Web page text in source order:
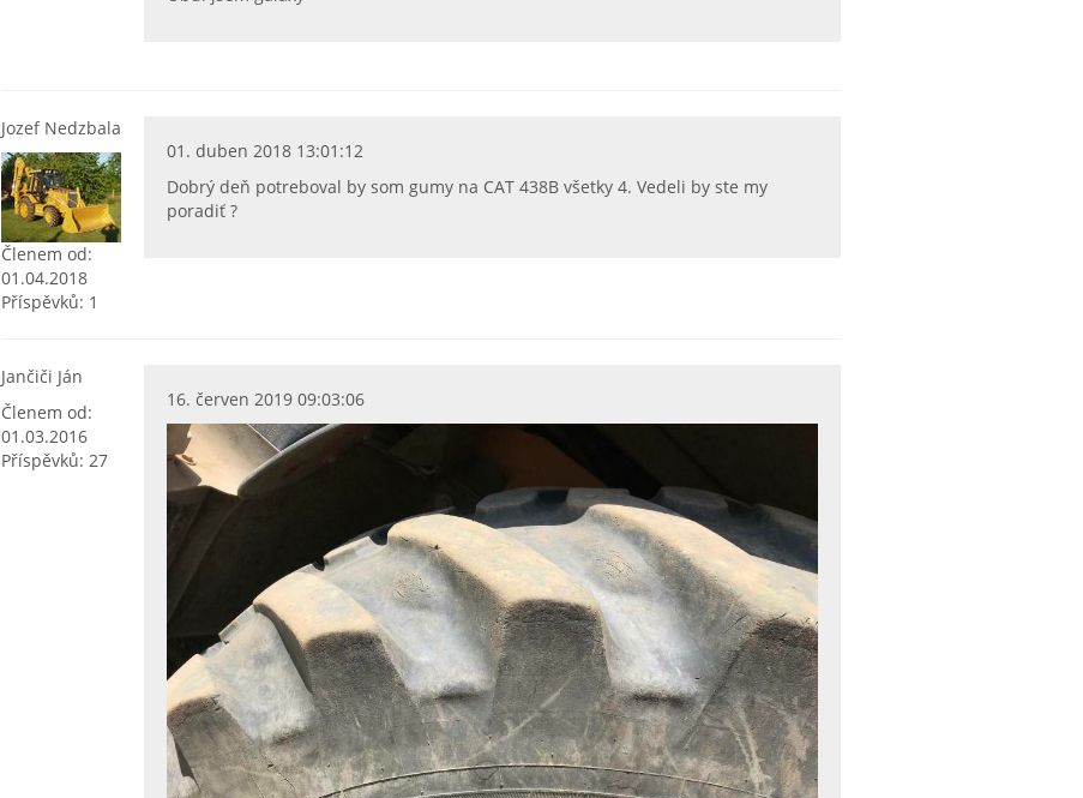
Jozef Nedzbala
Členem od:
01.04.2018
Příspěvků: 1
01. duben 2018 13:01:12
Dobrý deň potreboval by som gumy na CAT 438B všetky 4. Vedeli by ste my
poradiť ?
Jančiči Ján
Členem od:
01.03.2016
Příspěvků: 27
16. červen 2019 09:03:06